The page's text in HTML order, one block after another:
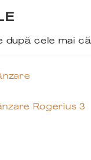
cele mai
Rogerius 3